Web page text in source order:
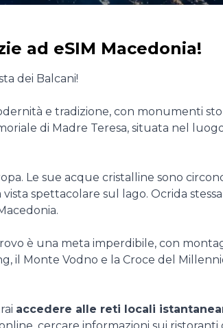
ad eSIM Macedonia!
dei Balcani!
e tradizione, con monumenti
di Madre Teresa, situata nel
Le sue acque cristalline sono
spettacolare sul lago. Ocrida
è una meta imperdibile, con
il Monte Vodno e la Croce del
accedere alle reti locali